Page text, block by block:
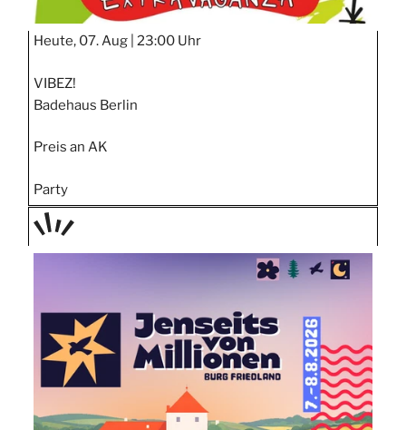
Heute, 07. Aug | 23:00 Uhr
VIBEZ!
Badehaus Berlin
Preis an AK
Party
TAGE